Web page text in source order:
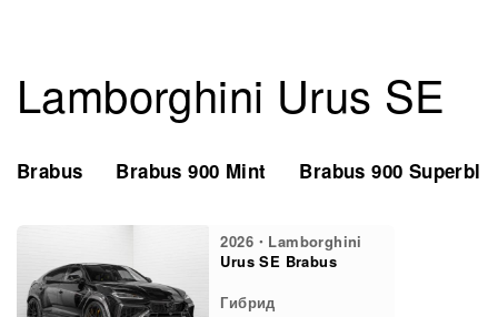
Lamborghini Urus SE
Brabus Brabus 900 Mint Brabus 900
2026・Lamborghini
Urus SE Brabus
Гибрид